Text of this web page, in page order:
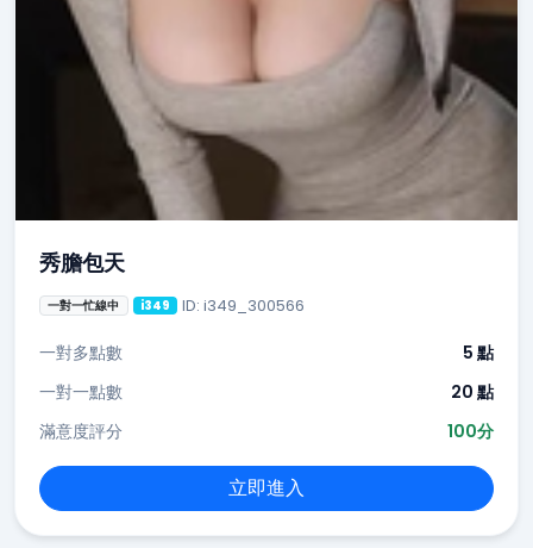
秀膽包天
一對一忙線中 i349 ID: i349_300566
一對多點數
5 點
一對一點數
20 點
滿意度評分
100分
立即進入